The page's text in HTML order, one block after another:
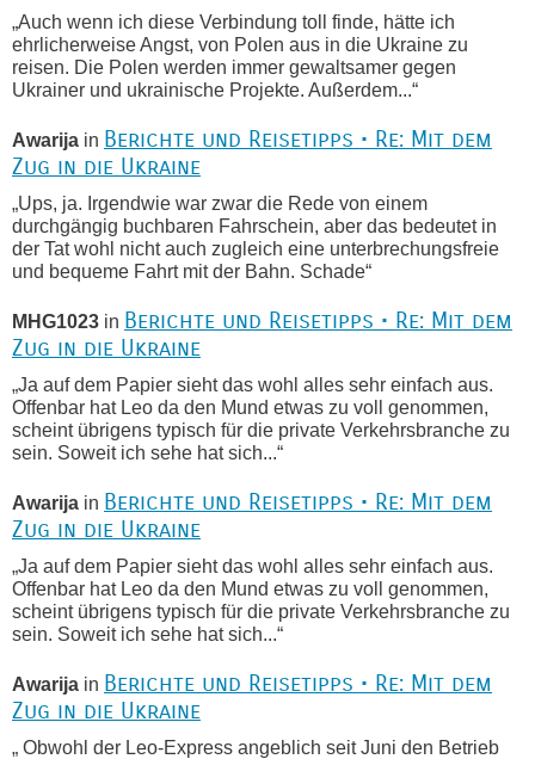
„Auch wenn ich diese Verbindung toll finde, hätte ich
ehrlicherweise Angst, von Polen aus in die Ukraine zu
reisen. Die Polen werden immer gewaltsamer gegen
Ukrainer und ukrainische Projekte. Außerdem...“
Awarija in Berichte und Reisetipps • Re: Mit dem
Zug in die Ukraine
„Ups, ja. Irgendwie war zwar die Rede von einem
durchgängig buchbaren Fahrschein, aber das bedeutet in
der Tat wohl nicht auch zugleich eine unterbrechungsfreie
und bequeme Fahrt mit der Bahn. Schade“
MHG1023 in Berichte und Reisetipps • Re: Mit dem
Zug in die Ukraine
„Ja auf dem Papier sieht das wohl alles sehr einfach aus.
Offenbar hat Leo da den Mund etwas zu voll genommen,
scheint übrigens typisch für die private Verkehrsbranche zu
sein. Soweit ich sehe hat sich...“
Awarija in Berichte und Reisetipps • Re: Mit dem
Zug in die Ukraine
„Ja auf dem Papier sieht das wohl alles sehr einfach aus.
Offenbar hat Leo da den Mund etwas zu voll genommen,
scheint übrigens typisch für die private Verkehrsbranche zu
sein. Soweit ich sehe hat sich...“
Awarija in Berichte und Reisetipps • Re: Mit dem
Zug in die Ukraine
„ Obwohl der Leo-Express angeblich seit Juni den Betrieb